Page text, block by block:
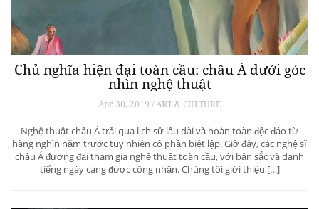
Chủ nghĩa hiện đại toàn cầu: châu Á dưới góc
nhìn nghệ thuật
Apr 30, 2019 / ART & CULTURE
Nghệ thuật châu Á trải qua lịch sử lâu dài và hoàn toàn độc đáo từ
hàng nghìn năm trước tuy nhiên có phần biệt lập. Giờ đây, các nghệ sĩ
châu Á đương đại tham gia nghệ thuật toàn cầu, với bản sắc và danh
tiếng ngày càng được công nhận. Chúng tôi giới thiệu […]